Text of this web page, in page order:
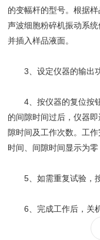
的变幅杆的型号。根据
声波细胞粉碎机振动系
并插入样品液面。
3、设定仪器的输出功
4、按仪器的复位按钮
的间隙时间过后，仪器
隙时间及工作次数。工
时间、间隙时间显示为零
5、如需重复试验，按
6、完成工作后，关机